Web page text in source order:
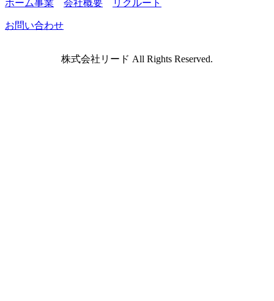
ホーム事業
会社概要 リクルート
お問い合わせ
株式会社リード All Rights Reserved.